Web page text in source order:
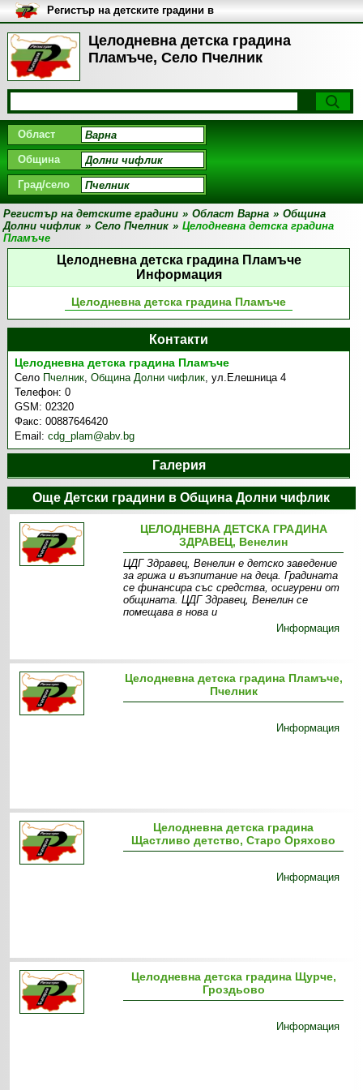
Целодневна детска градина
Пламъче, Село Пчелник
Регистър на детските градини в
България
Област
Община
Град/село
Регистър на детските градини » Област Варна » Община
Долни чифлик » Село Пчелник » Целодневна детска градина
Пламъче
Целодневна детска градина Пламъче
Информация
Целодневна детска градина Пламъче
Контакти
Целодневна детска градина Пламъче
Село Пчелник,Община Долни чифлик,ул.Елешница 4
Телефон:0
GSM:02320
Факс:00887646420
Email:cdg_plam@abv.bg
Галерия
Още Детски градини в Община Долни чифлик
ЦЕЛОДНЕВНА ДЕТСКА ГРАДИНА
ЗДРАВЕЦ, Венелин
ЦДГ Здравец, Венелин е детско заведение
за грижа и възпитание на деца. Градината
се финансира със средства, осигурени от
общината. ЦДГ Здравец, Венелин се
помещава в нова и
Информация
Целодневна детска градина Пламъче,
Пчелник
Информация
Целодневна детска градина
Щастливо детство, Старо Оряхово
Информация
Целодневна детска градина Щурче,
Гроздьово
Информация